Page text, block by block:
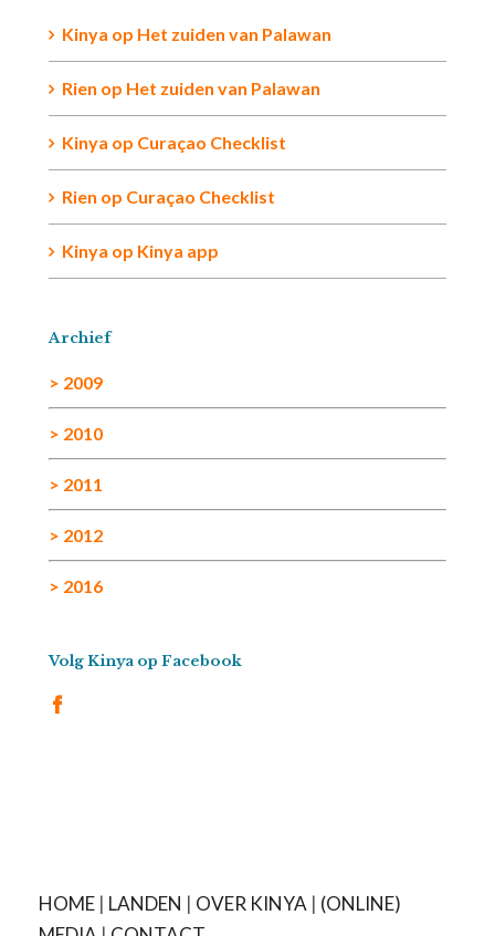
Kinya op Het zuiden van Palawan
Rien op Het zuiden van Palawan
Kinya op Curaçao Checklist
Rien op Curaçao Checklist
Kinya op Kinya app
Archief
> 2009
> 2010
> 2011
> 2012
> 2016
Volg Kinya op Facebook
HOME| LANDEN | OVER KINYA | (ONLINE)